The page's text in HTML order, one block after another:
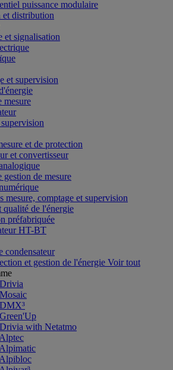
puissance modulaire
et distribution
et signalisation
et supervision
mesure
et de protection
et convertisseur
gestion de mesure
mesure, comptage et supervision
qualité de l'énergie
préfabriquée
HT-BT
condensateur
et gestion de l'énergie Voir tout
with Netatmo